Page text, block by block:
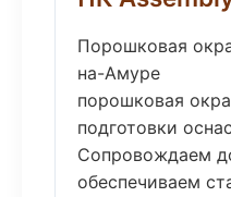
Порошковая
на-Амуре
порошковая
подготовки
Сопровождаем
обеспечиваем